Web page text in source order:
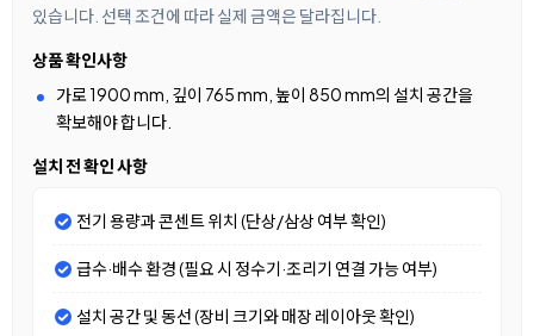
있습니다. 선택 조건에 따라 실제 금액은 달라집니다.
상품 확인사항
가로 1900 mm, 깊이 765 mm, 높이 850 mm의 설치 공간을
확보해야 합니다.
설치 전 확인 사항
전기 용량과 콘센트 위치 (단상/삼상 여부 확인)
급수·배수 환경 (필요 시 정수기·조리기 연결 가능 여부)
설치 공간 및 동선 (장비 크기와 매장 레이아웃 확인)